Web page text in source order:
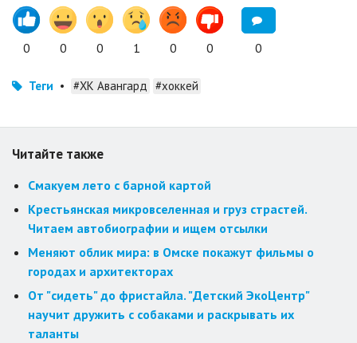
0 0 0 1 0 0 0
Теги • #ХК Авангард #хоккей
Читайте также
Смакуем лето с барной картой
Крестьянская микровселенная и груз страстей.
Читаем автобиографии и ищем отсылки
Меняют облик мира: в Омске покажут фильмы о
городах и архитекторах
От "сидеть" до фристайла. "Детский ЭкоЦентр"
научит дружить с собаками и раскрывать их
таланты